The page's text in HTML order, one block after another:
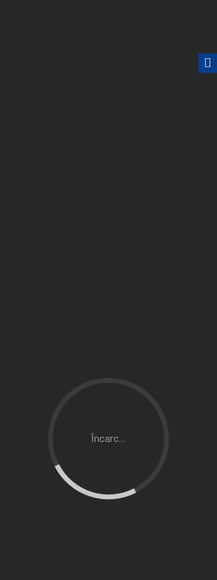
Încarc...